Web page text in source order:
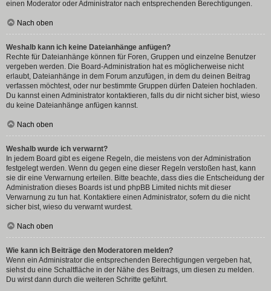
einen Moderator oder Administrator nach entsprechenden Berechtigungen.
Nach oben
Weshalb kann ich keine Dateianhänge anfügen?
Rechte für Dateianhänge können für Foren, Gruppen und einzelne Benutzer
vergeben werden. Die Board-Administration hat es möglicherweise nicht
erlaubt, Dateianhänge in dem Forum anzufügen, in dem du deinen Beitrag
verfassen möchtest, oder nur bestimmte Gruppen dürfen Dateien hochladen.
Du kannst einen Administrator kontaktieren, falls du dir nicht sicher bist, wieso
du keine Dateianhänge anfügen kannst.
Nach oben
Weshalb wurde ich verwarnt?
In jedem Board gibt es eigene Regeln, die meistens von der Administration
festgelegt werden. Wenn du gegen eine dieser Regeln verstoßen hast, kann
sie dir eine Verwarnung erteilen. Bitte beachte, dass dies die Entscheidung der
Administration dieses Boards ist und phpBB Limited nichts mit dieser
Verwarnung zu tun hat. Kontaktiere einen Administrator, sofern du die nicht
sicher bist, wieso du verwarnt wurdest.
Nach oben
Wie kann ich Beiträge den Moderatoren melden?
Wenn ein Administrator die entsprechenden Berechtigungen vergeben hat,
siehst du eine Schaltfläche in der Nähe des Beitrags, um diesen zu melden.
Du wirst dann durch die weiteren Schritte geführt.